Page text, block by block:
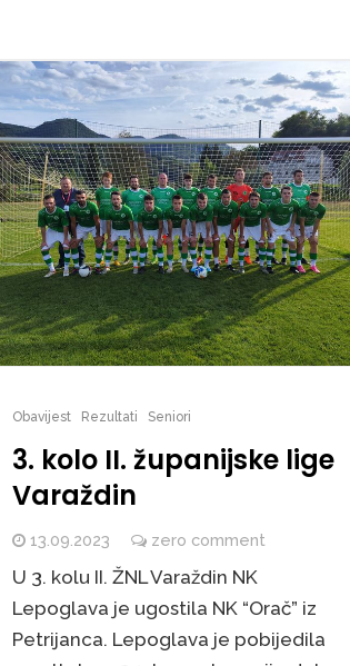
Obavijest Rezultati Seniori
3. kolo II. županijske lige
Varaždin
13.09.2023 zero comment
U 3. kolu II. ŽNL Varaždin NK
Lepoglava je ugostila NK “Orač” iz
Petrijanca. Lepoglava je pobijedila